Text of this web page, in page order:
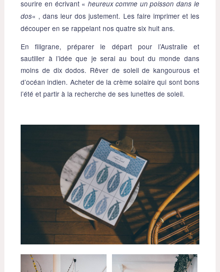
sourire en écrivant « heureux comme un poisson dans le
dos« , dans leur dos justement. Les faire imprimer et les
découper en se rappelant nos quatre six huit ans.
En filigrane, préparer le départ pour l’Australie et
sautiller à l’idée que je serai au bout du monde dans
moins de dix dodos. Rêver de soleil de kangourous et
d’océan indien. Acheter de la crème solaire qui sont bons
l’été et partir à la recherche de ses lunettes de soleil.